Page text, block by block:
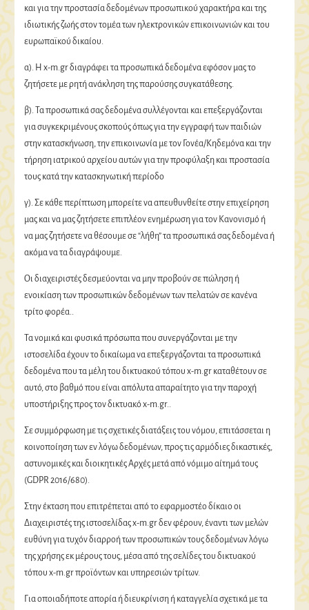
και για την προστασία δεδομένων προσωπικού χαρακτήρα και της
ιδιωτικής ζωής στον τομέα των ηλεκτρονικών επικοινωνιών και του
ευρωπαϊκού δικαίου.
α). Η x-m.gr διαγράφει τα προσωπικά δεδομένα εφόσον μας το
ζητήσετε με ρητή ανάκληση της παρούσης συγκατάθεσης.
β). Τα προσωπικά σας δεδομένα συλλέγονται και επεξεργάζονται
για συγκεκριμένους σκοπούς όπως για την εγγραφή των παιδιών
στην κατασκήνωση, την επικοινωνία με τον Γονέα/Κηδεμόνα και την
τήρηση ιατρικού αρχείου αυτών για την προφύλαξη και προστασία
τους κατά την κατασκηνωτική περίοδο
γ). Σε κάθε περίπτωση μπορείτε να απευθυνθείτε στην επιχείρηση
μας και να μας ζητήσετε επιπλέον ενημέρωση για τον Κανονισμό ή
να μας ζητήσετε να θέσουμε σε “λήθη” τα προσωπικά σας δεδομένα ή
ακόμα να τα διαγράψουμε.
Οι διαχειριστές δεσμεύονται να μην προβούν σε πώληση ή
ενοικίαση των προσωπικών δεδομένων των πελατών σε κανένα
τρίτο φορέα..
Τα νομικά και φυσικά πρόσωπα που συνεργάζονται με την
ιστοσελίδα έχουν το δικαίωμα να επεξεργάζονται τα προσωπικά
δεδομένα που τα μέλη του δικτυακού τόπου x-m.gr καταθέτουν σε
αυτό, στο βαθμό που είναι απόλυτα απαραίτητο για την παροχή
υποστήριξης προς τον δικτυακό x-m.gr..
Σε συμμόρφωση με τις σχετικές διατάξεις του νόμου, επιτάσσεται η
κοινοποίηση των εν λόγω δεδομένων, προς τις αρμόδιες δικαστικές,
αστυνομικές και διοικητικές Αρχές μετά από νόμιμο αίτημά τους
(GDPR 2016/680).
Στην έκταση που επιτρέπεται από το εφαρμοστέο δίκαιο οι
Διαχειριστές της ιστοσελίδας x-m.gr δεν φέρουν, έναντι των μελών
ευθύνη για τυχόν διαρροή των προσωπικών τους δεδομένων λόγω
της χρήσης εκ μέρους τους, μέσα από της σελίδες του δικτυακού
τόπου x-m.gr προϊόντων και υπηρεσιών τρίτων.
Για οποιαδήποτε απορία ή διευκρίνιση ή καταγγελία σχετικά με τα